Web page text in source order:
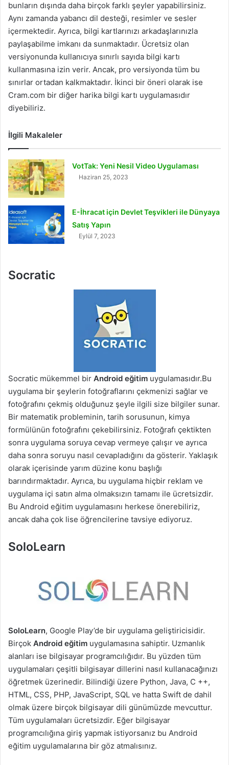
bunların dışında daha birçok farklı şeyler yapabilirsiniz.
Aynı zamanda yabancı dil desteği, resimler ve sesler
içermektedir. Ayrıca, bilgi kartlarınızı arkadaşlarınızla
paylaşabilme imkanı da sunmaktadır. Ücretsiz olan
versiyonunda kullanıcıya sınırlı sayıda bilgi kartı
kullanmasına izin verir. Ancak, pro versiyonda tüm bu
sınırlar ortadan kalkmaktadır. İkinci bir öneri olarak ise
Cram.com bir diğer harika bilgi kartı uygulamasıdır
diyebiliriz.
İlgili Makaleler
VotTak: Yeni Nesil Video Uygulaması
Haziran 25, 2023
E-İhracat için Devlet Teşvikleri ile Dünyaya
Satış Yapın
Eylül 7, 2023
Socratic
Socratic mükemmel bir Android eğitim uygulamasıdır.Bu
uygulama bir şeylerin fotoğraflarını çekmenizi sağlar ve
fotoğrafını çekmiş olduğunuz şeyle ilgili size bilgiler sunar.
Bir matematik probleminin, tarih sorusunun, kimya
formülünün fotoğrafını çekebilirsiniz. Fotoğrafı çektikten
sonra uygulama soruya cevap vermeye çalışır ve ayrıca
daha sonra soruyu nasıl cevapladığını da gösterir. Yaklaşık
olarak içerisinde yarım düzine konu başlığı
barındırmaktadır. Ayrıca, bu uygulama hiçbir reklam ve
uygulama içi satın alma olmaksızın tamamı ile ücretsizdir.
Bu Android eğitim uygulamasını herkese önerebiliriz,
ancak daha çok lise öğrencilerine tavsiye ediyoruz.
SoloLearn
SoloLearn, Google Play’de bir uygulama geliştiricisidir.
Birçok Android eğitim uygulamasına sahiptir. Uzmanlık
alanları ise bilgisayar programcılığıdır. Bu yüzden tüm
uygulamaları çeşitli bilgisayar dillerini nasıl kullanacağınızı
öğretmek üzerinedir. Bilindiği üzere Python, Java, C ++,
HTML, CSS, PHP, JavaScript, SQL ve hatta Swift de dahil
olmak üzere birçok bilgisayar dili günümüzde mevcuttur.
Tüm uygulamaları ücretsizdir. Eğer bilgisayar
programcılığına giriş yapmak istiyorsanız bu Android
eğitim uygulamalarına bir göz atmalısınız.